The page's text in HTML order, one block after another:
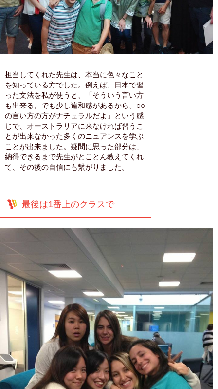
担当してくれた先生は、本当に色々なこと
を知っている方でした。例えば、日本で習
った文法を私が使うと、「そういう言い方
も出来る。でも少し違和感があるから、○○
の言い方の方がナチュラルだよ」という感
じで、オーストラリアに来なければ習うこ
とが出来なかった多くのニュアンスを学ぶ
ことが出来ました。疑問に思った部分は、
納得できるまで先生がとことん教えてくれ
て、その後の自信にも繋がりました。
最後は1番上のクラスで